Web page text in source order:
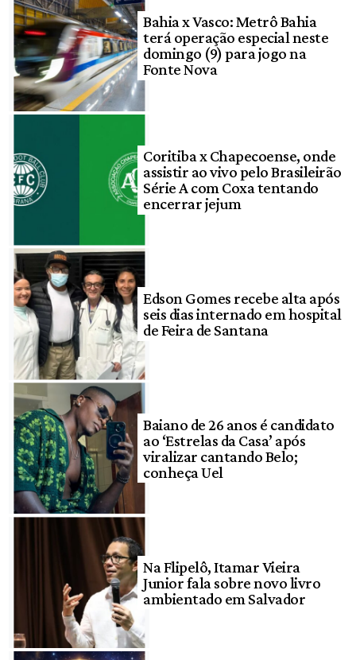
Bahia x Vasco: Metrô Bahia
terá operação especial neste
domingo (9) para jogo na
Fonte Nova
Coritiba x Chapecoense, onde
assistir ao vivo pelo Brasileirão
Série A com Coxa tentando
encerrar jejum
Edson Gomes recebe alta após
seis dias internado em hospital
de Feira de Santana
Baiano de 26 anos é candidato
ao ‘Estrelas da Casa’ após
viralizar cantando Belo;
conheça Uel
Na Flipelô, Itamar Vieira
Junior fala sobre novo livro
ambientado em Salvador